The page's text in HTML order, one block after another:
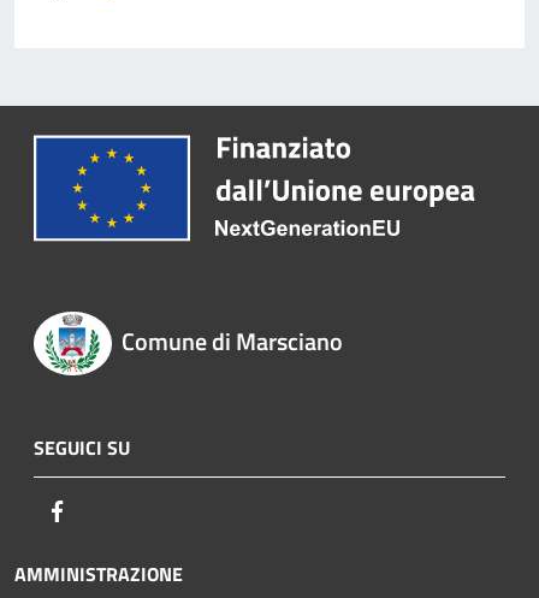
Comune di Marsciano
SEGUICI SU
AMMINISTRAZIONE